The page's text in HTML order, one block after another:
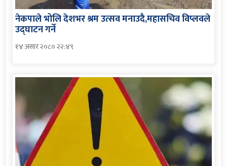
नेकपाले भोलि देशभर श्रम उत्सव मनाउदै,महासचिव विप्लवले
उद्घाटन गर्ने
१४ असार २०८० २२:४९